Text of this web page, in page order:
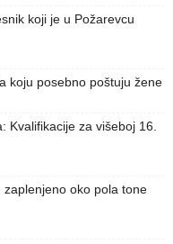
koji je u Požarevcu
koju posebno poštuju žene
Kvalifikacije za višeboj 16.
oko pola tone